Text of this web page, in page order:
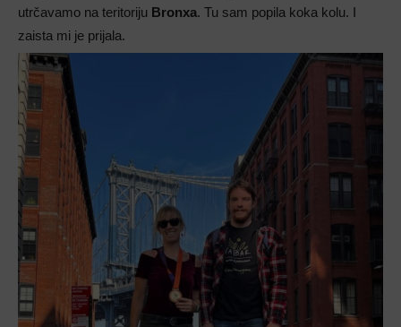
utrčavamo na teritoriju Bronxa. Tu sam popila koka kolu. I
zaista mi je prijala.